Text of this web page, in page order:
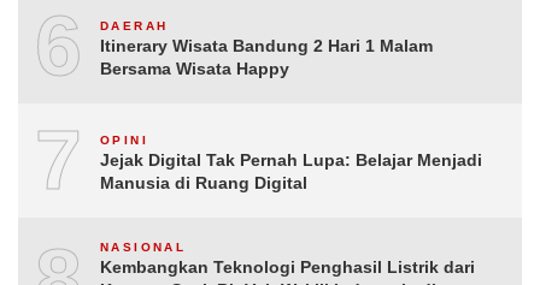
6 DAERAH
Itinerary Wisata Bandung 2 Hari 1 Malam
Bersama Wisata Happy
7 OPINI
Jejak Digital Tak Pernah Lupa: Belajar Menjadi
Manusia di Ruang Digital
NASIONAL
Kembangkan Teknologi Penghasil Listrik dari